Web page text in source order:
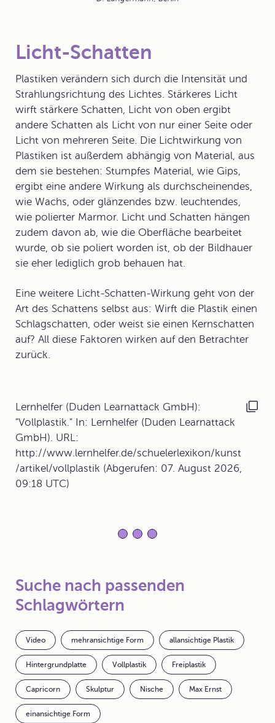
Licht-Schatten
Plastiken verändern sich durch die Intensität und
Strahlungsrichtung des Lichtes. Stärkeres Licht
wirft stärkere Schatten, Licht von oben ergibt
andere Schatten als Licht von nur einer Seite oder
Licht von mehreren Seite. Die Lichtwirkung von
Plastiken ist außerdem abhängig von Material, aus
dem sie bestehen: Stumpfes Material, wie Gips,
ergibt eine andere Wirkung als durchscheinendes,
wie Wachs, oder glänzendes bzw. leuchtendes,
wie polierter Marmor. Licht und Schatten hängen
zudem davon ab, wie die Oberfläche bearbeitet
wurde, ob sie poliert worden ist, ob der Bildhauer
sie eher lediglich grob behauen hat.
Eine weitere Licht-Schatten-Wirkung geht von der
Art des Schattens selbst aus: Wirft die Plastik einen
Schlagschatten, oder weist sie einen Kernschatten
auf? All diese Faktoren wirken auf den Betrachter
zurück.
Lernhelfer (Duden Learnattack GmbH):
"Vollplastik." In: Lernhelfer (Duden Learnattack
GmbH). URL:
http://www.lernhelfer.de/schuelerlexikon/kunst
/artikel/vollplastik (Abgerufen: 07. August 2026,
09:18 UTC)
Suche nach passenden
Schlagwörtern
Video mehransichtige Form allansichtige Plastik
Hintergrundplatte Vollplastik Freiplastik
Capricorn Skulptur Nische Max Ernst
einansichtige Form